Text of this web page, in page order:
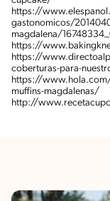
https://
gastonomicos/
magdalena/
https://
https://
coberturas-para-
https://
muffins-magdalenas/
http://